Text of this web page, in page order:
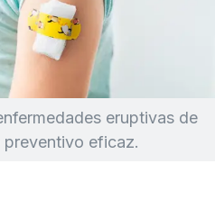
eruptivas de
eficaz.